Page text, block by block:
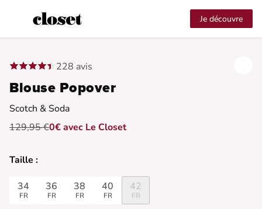
Je découvre
228 avis
Blouse Popover
Scotch & Soda
129,95 €0€ avec Le Closet
Taille :
34
FR
36
FR
38
FR
40
FR
42
FR